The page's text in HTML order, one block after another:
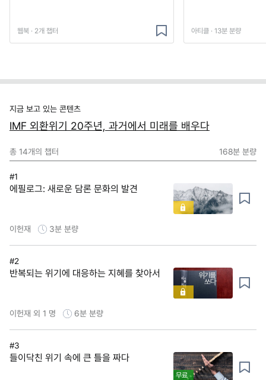
웹북 · 2개 챕터 아티클 · 13분 분량
지금 보고 있는 콘텐츠
IMF 외환위기 20주년, 과거에서 미래를 배우다
총 14개의 챕터 168분 분량
#1
에필로그: 새로운 담론 문화의 발견
이헌재 3분 분량
#2
반복되는 위기에 대응하는 지혜를 찾아서
이헌재 외 1 명 6분 분량
#3
들이닥친 위기 속에 큰 틀을 짜다
무료